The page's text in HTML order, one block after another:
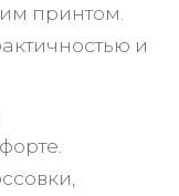
принтом.
и